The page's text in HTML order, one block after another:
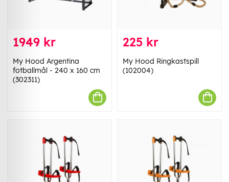
1949 kr
My Hood Argentina
fotballmål - 240 x 160 cm
(302311)
225 kr
My Hood Ringkastspill
(102004)